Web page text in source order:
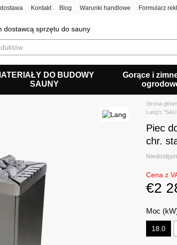
Kontakt Blog Warunki handlowe
Formularz
dostawcą sprzętu do sauny
DO BUDOWY
SAUNY
Gorące i
Strona
Lang's
Piec
chr.
Cena z
€2
Moc
18.0